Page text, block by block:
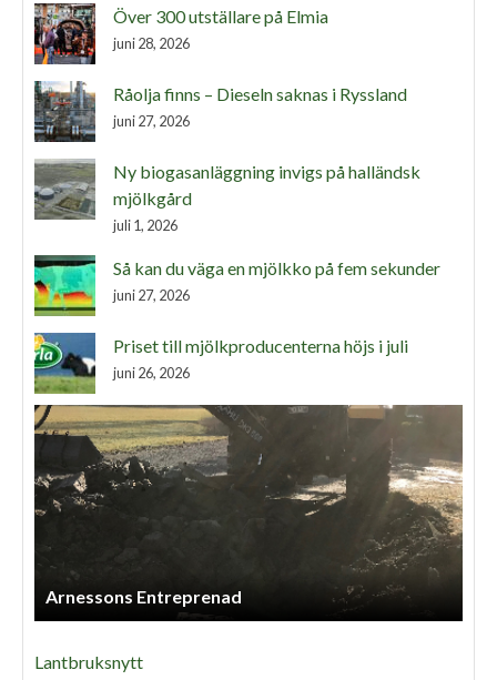
Över 300 utställare på Elmia
juni 28, 2026
Råolja finns – Dieseln saknas i Ryssland
juni 27, 2026
Ny biogasanläggning invigs på halländsk
mjölkgård
juli 1, 2026
Så kan du väga en mjölkko på fem sekunder
juni 27, 2026
Priset till mjölkproducenterna höjs i juli
juni 26, 2026
Arnessons Entreprenad